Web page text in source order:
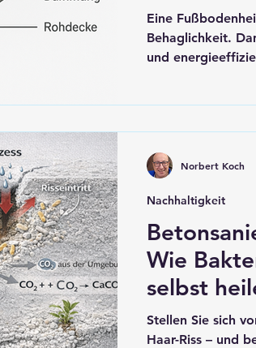
Eine
Behaglichkeit.
und
ist. Die falsche
treiben und den
Wie
selbst
Stellen Sie sich
Haar-Riss – und
Nachhaltigkeit
Norbert Koch